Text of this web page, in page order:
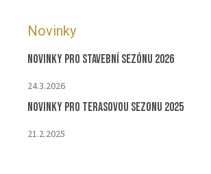
Novinky
Novinky pro stavební sezónu 2026
24.3.2026
Novinky pro terasovou sezonu 2025
21.2.2025